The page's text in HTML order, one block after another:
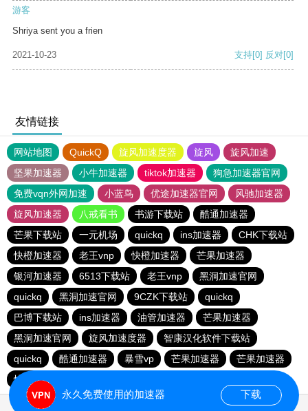
游客
Shriya sent you a frien
2021-10-23 支持[0] 反对[0]
友情链接
网站地图 QuickQ 旋风加速度器 旋风
旋风加速
坚果加速器
小牛加速器 tiktok加速器
狗急加速器官网
免费vqn外网加速
小蓝鸟 优途加速器官网
风驰加速器
旋风加速器
八戒看书 书游下载站
酷通加速器
芒果下载站
一元机场 quickq ins加速器
CHK下载站
快橙加速器
老王vnp 快橙加速器
芒果加速器
银河加速器
6513下载站 老王vnp
黑洞加速官网
quickq
黑洞加速官网 9CZK下载站
quickq
巴博下载站
ins加速器 油管加速器
芒果加速器
黑洞加速官网
旋风加速度器
智康汉化软件下载站
quickq
酷通加速器 暴雪vp 芒果加速器
芒果加速器
快橙加速器
永久免费使用的加速器 下载